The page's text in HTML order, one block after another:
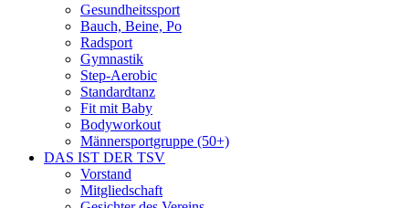
Gesundheitssport
Bauch, Beine, Po
Radsport
Gymnastik
Step-Aerobic
Standardtanz
Fit mit Baby
Bodyworkout
Männersportgruppe (50+)
DAS IST DER TSV
Vorstand
Mitgliedschaft